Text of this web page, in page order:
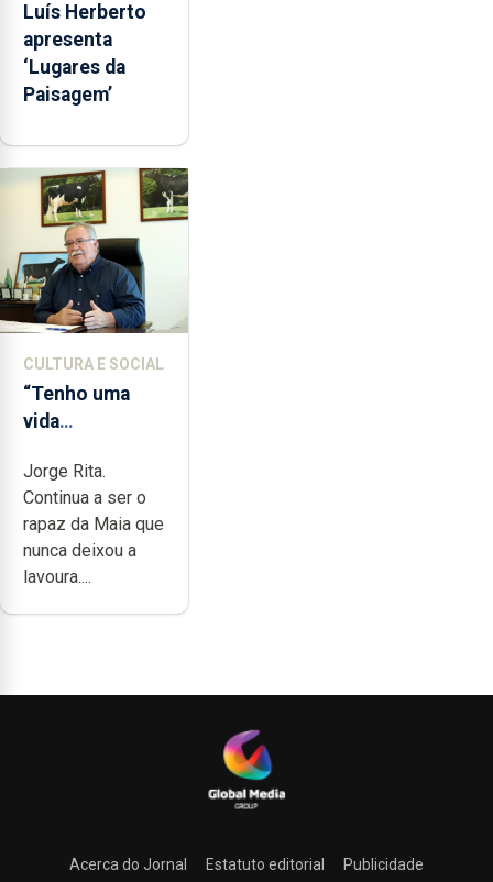
Luís Herberto
apresenta
‘Lugares da
Paisagem’
CULTURA E SOCIAL
“Tenho uma
vida
cheia de
trabalho,
dedicação,
gosto e muita
paixão”
Jorge Rita.
Continua a ser o
rapaz da Maia que
nunca deixou a
lavoura....
Acerca do Jornal Estatuto editorial Publicidade